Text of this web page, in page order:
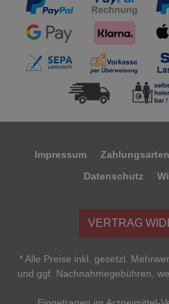
Impressum Zahlungsarten
Datenschutz
VERTRAG
* Alle Preise inkl. gesetzl.
und ggf. Nachnahmegebühren,